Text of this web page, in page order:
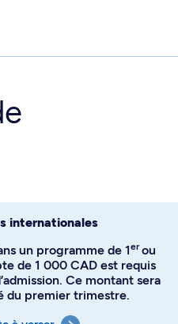
internationales
un programme de 1erou
de 1 000 CAD est requis
Ce montant sera
du premier trimestre.